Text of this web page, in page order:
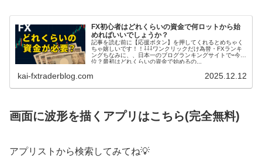
FX初心者はどれくらいの資金で何ロットから始
めればいいでしょうか？
記事を読む前に【応援ボタン】を押してくれるとめちゃく
ちゃ嬉しいです！！⇩⇩⇩ワンクリックだけ為替・FXランキ
ングちなみに、、日本一のブログランキングサイトで⇨今何
位？最初はどれくらいの資金で始めるの...
kai-fxtraderblog.com 2025.12.12
画面に波形を描くアプリはこちら(完全無料)
アプリストから検索してみてね💡